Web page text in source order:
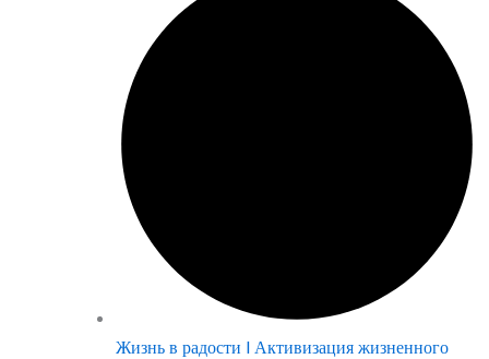
Жизнь в радости | Активизация жизненного